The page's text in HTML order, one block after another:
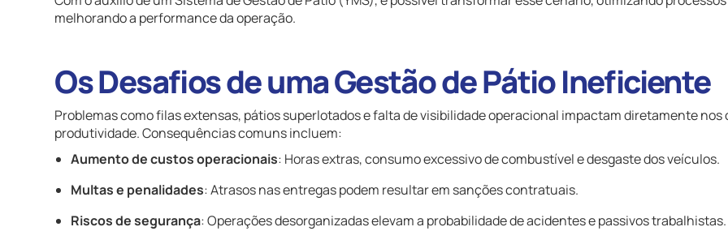
melhorando a performance da operação.
Os Desafios de uma Gestão de Pátio Ineficiente
Problemas como filas extensas, pátios superlotados e falta de visibilidade operacional impactam diretamente nos
produtividade. Consequências comuns incluem:
Aumento de custos operacionais: Horas extras, consumo excessivo de combustível e desgaste dos veículos.
Multas e penalidades: Atrasos nas entregas podem resultar em sanções contratuais.
Riscos de segurança: Operações desorganizadas elevam a probabilidade de acidentes e passivos trabalhistas.